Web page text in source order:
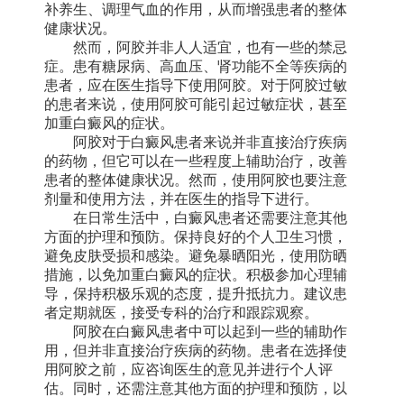
补养生、调理气血的作用，从而增强患者的整体
健康状况。
然而，阿胶并非人人适宜，也有一些的禁忌
症。患有糖尿病、高血压、肾功能不全等疾病的
患者，应在医生指导下使用阿胶。对于阿胶过敏
的患者来说，使用阿胶可能引起过敏症状，甚至
加重白癜风的症状。
阿胶对于白癜风患者来说并非直接治疗疾病
的药物，但它可以在一些程度上辅助治疗，改善
患者的整体健康状况。然而，使用阿胶也要注意
剂量和使用方法，并在医生的指导下进行。
在日常生活中，白癜风患者还需要注意其他
方面的护理和预防。保持良好的个人卫生习惯，
避免皮肤受损和感染。避免暴晒阳光，使用防晒
措施，以免加重白癜风的症状。积极参加心理辅
导，保持积极乐观的态度，提升抵抗力。建议患
者定期就医，接受专科的治疗和跟踪观察。
阿胶在白癜风患者中可以起到一些的辅助作
用，但并非直接治疗疾病的药物。患者在选择使
用阿胶之前，应咨询医生的意见并进行个人评
估。同时，还需注意其他方面的护理和预防，以